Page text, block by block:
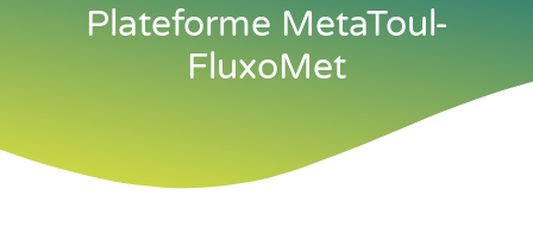
Plateforme MetaToul-
FluxoMet